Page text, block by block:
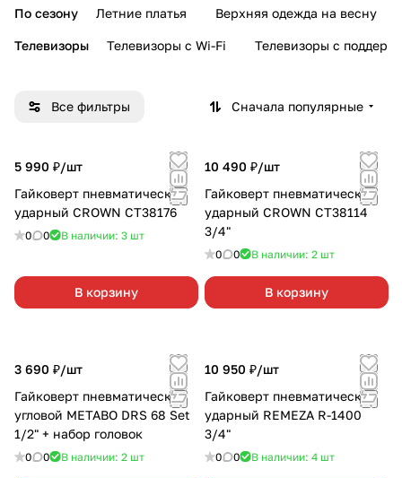
По сезону Летние платья Верхняя одежда на весну
Телевизоры Телевизоры с Wi-Fi Телевизоры с
Все фильтры Сначала популярные
5 990 ₽/шт
Гайковерт пневматический
ударный CROWN СТ38176
0 0 В наличии: 3 шт
В корзину
10 490 ₽/шт
Гайковерт пневматический
ударный CROWN СТ38114
3/4"
0 0 В наличии: 2 шт
В корзину
3 690 ₽/шт
Гайковерт пневматический
угловой METABO DRS 68 Set
1/2" + набор головок
0 0 В наличии: 2 шт
10 950 ₽/шт
Гайковерт пневматический
ударный REMEZA R-1400
3/4"
0 0 В наличии: 4 шт